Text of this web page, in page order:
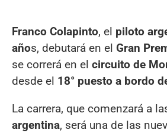
Franco Colapinto, el piloto
años, debutará en el Gran
se correrá en el circuito de
desde el 18° puesto a bordo
La carrera, que comenzará a
argentina, será una de las